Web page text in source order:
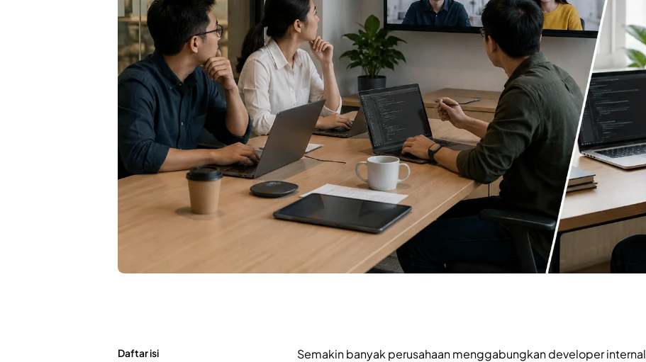
Daftar isi
Semakin banyak perusahaan menggabungkan developer internal